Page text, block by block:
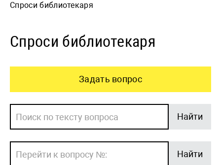
Спроси библиотекаря
Спроси библиотекаря
Задать вопрос
Найти
Найти